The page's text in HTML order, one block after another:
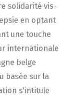
solidarité vis-
en optant
une touche
internationale
belge
basée sur la
s'intitule